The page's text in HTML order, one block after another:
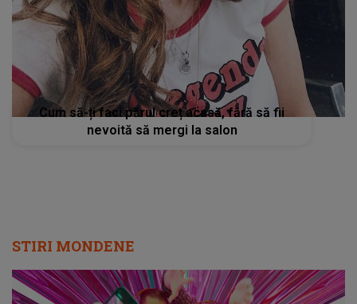
Cum să-ți faci părul creț acasă, fără să fii
nevoită să mergi la salon
STIRI MONDENE